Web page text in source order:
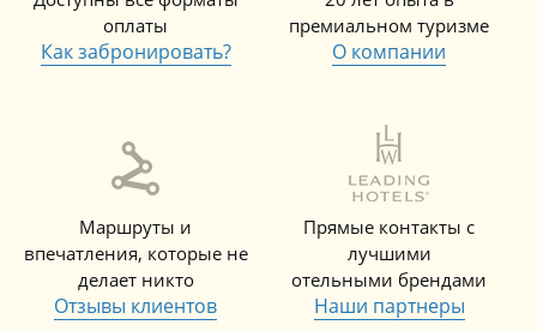
оплаты
Как забронировать?
премиальном туризме
О компании
Маршруты и
впечатления, которые не
делает никто
Отзывы клиентов
Прямые контакты с
лучшими
отельными брендами
Наши партнеры